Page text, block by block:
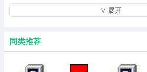
福昕pdf编辑器中文修改版是第一个
事实上在foxit pdf editor出现之前，根
每一个pdf文件都包含很多页面，每
象，如文本对象、图形对象和图像对
∨ 展开
同类推荐